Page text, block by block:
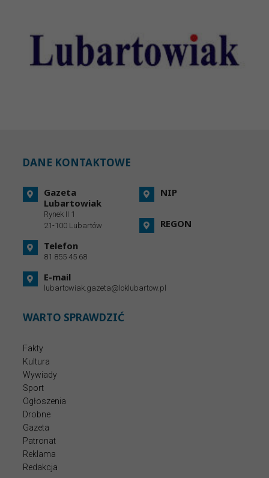
DANE KONTAKTOWE
Gazeta
Lubartowiak
Rynek II 1
21-100 Lubartów
Telefon
81 855 45 68
E-mail
lubartowiak.gazeta@loklubartow.pl
NIP
REGON
WARTO SPRAWDZIĆ
Fakty
Kultura
Wywiady
Sport
Ogłoszenia
Drobne
Gazeta
Patronat
Reklama
Redakcja